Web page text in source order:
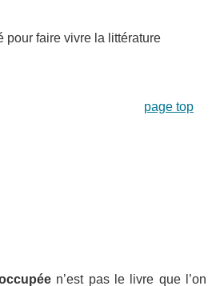
pour faire vivre la littérature
page top
n’est pas le livre que l’on